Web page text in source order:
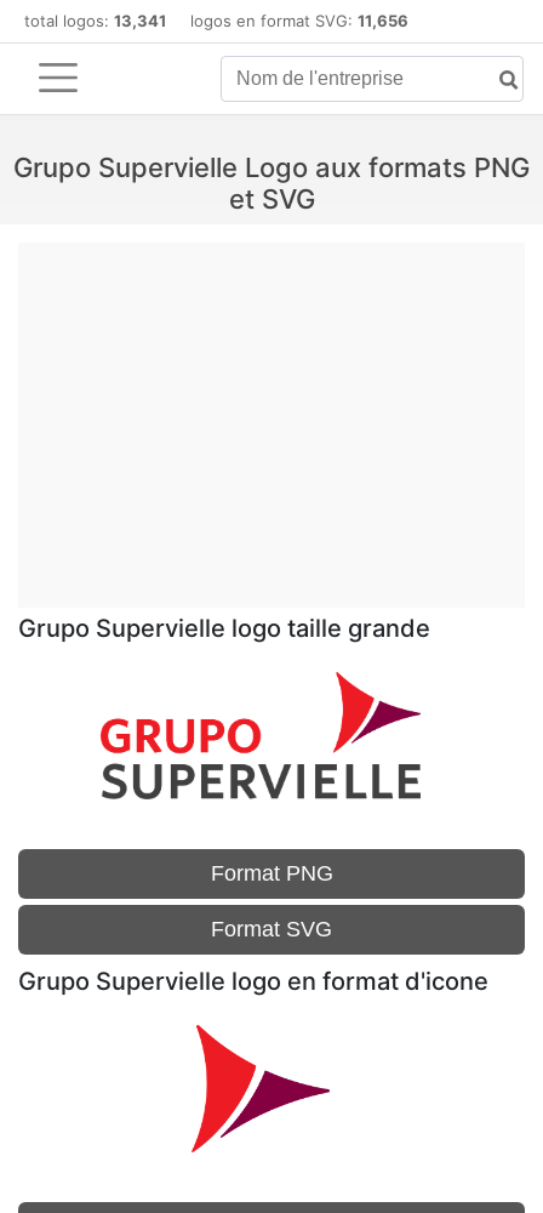
total logos: 13,341 logos en format SVG: 11,656
Grupo Supervielle Logo aux formats PNG
et SVG
Grupo Supervielle logo taille grande
Format PNG
Format SVG
Grupo Supervielle logo en format d'icone